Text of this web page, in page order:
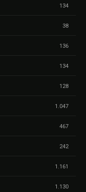
134
38
136
134
128
1.047
467
242
1.161
1.130